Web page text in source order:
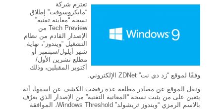
تعتزم شركة
“مايكروسوفت” إطلاق
نسخة “معاينة تقنية”
Tech Preview من
الإصدار القادم من نظام
التشغيل “ويندوز”، نهاية
شهر أيلول/سبتمبر أو
مطلع تشرين الأول/
أكتوبر المقبلين، وذلك
وفقًا لموقع “زد دي نت” ZDNet الإلكتروني.
ونقل الموقع عن مصادر مطلعة عدة رفضت الكشف عن اسمها، أنه
يتعين على من يثبت نسخة “المعانية التقنية” من الإصدار الذي يعرُف
بالاسم الرمزي “ويندوز ثريشولد” Windows Threshold، الموافقة